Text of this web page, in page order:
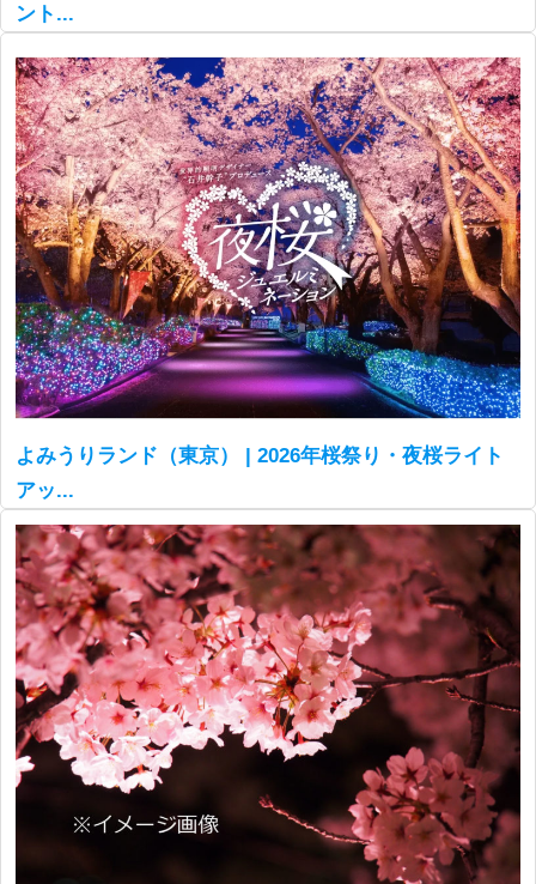
ント...
よみうりランド（東京） | 2026年桜祭り・夜桜ライト
アッ...